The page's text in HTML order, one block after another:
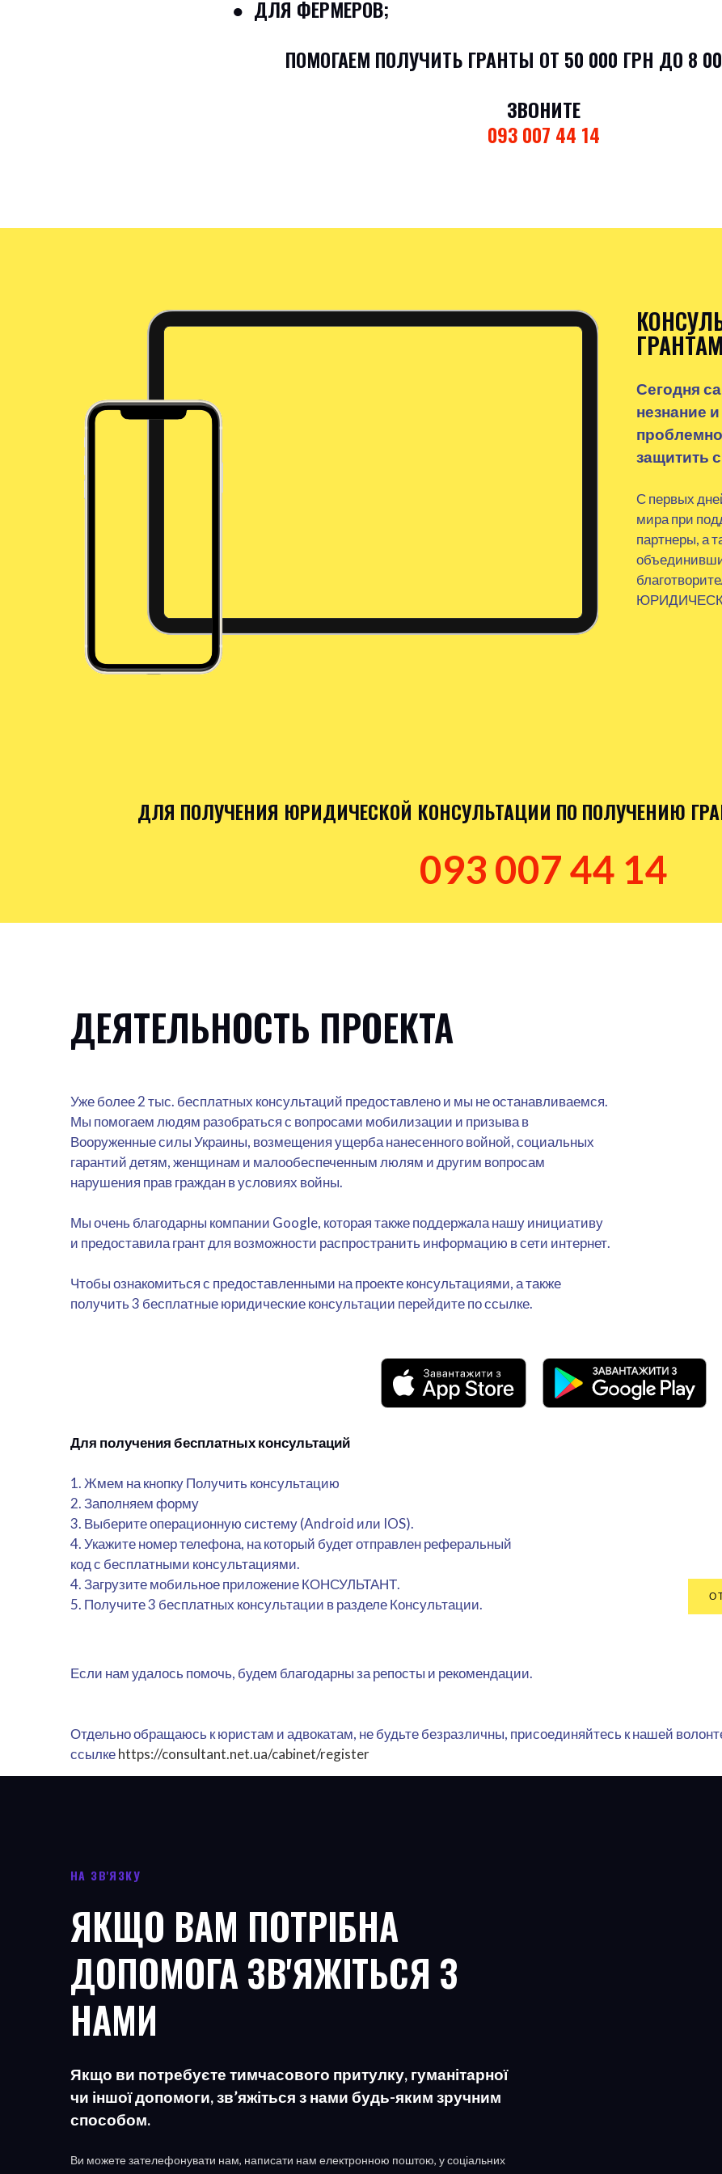
● ДЛЯ ФЕРМЕРОВ;
ПОМОГАЕМ ПОЛУЧИТЬ ГРАНТЫ ОТ 50 000 ГРН ДО 8
ЗВОНИТЕ
093 007 44 14
ГРАНТАМ
Сегодня
незнание
защитить
С первых
мира при
партнеры, а
ДЛЯ ПОЛУЧЕНИЯ ЮРИДИЧЕСКОЙ КОНСУЛЬТАЦИИ ПО ПОЛУЧЕНИЮ
093 007 44 14
ДЕЯТЕЛЬНОСТЬ ПРОЕКТА
Уже более 2 тыс. бесплатных консультаций предоставлено и мы не останавливаемся.
Мы помогаем людям разобраться с вопросами мобилизации и призыва в
Вооруженные силы Украины, возмещения ущерба нанесенного войной, социальных
гарантий детям, женщинам и малообеспеченным люлям и другим вопросам
нарушения прав граждан в условиях войны.
Мы очень благодарны компании Google, которая также поддержала нашу инициативу
и предоставила грант для возможности распространить информацию в сети интернет.
Чтобы ознакомиться с предоставленными на проекте консультациями, а также
получить 3 бесплатные юридические консультации перейдите по ссылке.
Для получения бесплатных консультаций
1. Жмем на кнопку Получить консультацию
2. Заполняем форму
3. Выберите операционную систему (Android или IOS).
4. Укажите номер телефона, на который будет отправлен реферальный
код с бесплатными консультациями.
4. Загрузите мобильное приложение КОНСУЛЬТАНТ.
5. Получите 3 бесплатных консультации в разделе Консультации.
Если нам удалось помочь, будем благодарны за репосты и рекомендации.
Отдельно обращаюсь к юристам и адвокатам, не будьте безразличны, присоединяйтесь к нашей
ссылкеhttps://consultant.net.ua/cabinet/register
НА ЗВ'ЯЗКУ
ЯКЩО ВАМ ПОТРІБНА
ДОПОМОГА ЗВ'ЯЖІТЬСЯ З
НАМИ
Якщо ви потребуєте тимчасового притулку, гуманітарної
чи іншої допомоги, зв’яжіться з нами будь-яким зручним
способом.
Ви можете зателефонувати нам, написати нам електронною поштою, у соціальних